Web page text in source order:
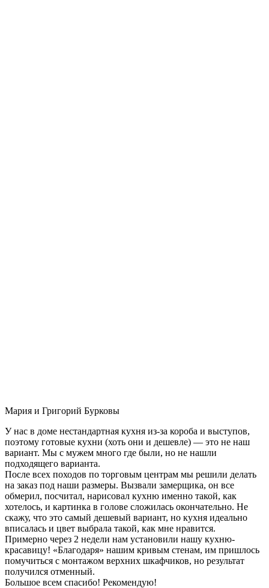
Мария и Григорий Бурковы
У нас в доме нестандартная кухня из-за короба и выступов,
поэтому готовые кухни (хоть они и дешевле) — это не наш
вариант. Мы с мужем много где были, но не нашли
подходящего варианта.
После всех походов по торговым центрам мы решили делать
на заказ под наши размеры. Вызвали замерщика, он все
обмерил, посчитал, нарисовал кухню именно такой, как
хотелось, и картинка в голове сложилась окончательно. Не
скажу, что это самый дешевый вариант, но кухня идеально
вписалась и цвет выбрала такой, как мне нравится.
Примерно через 2 недели нам установили нашу кухню-
красавицу! «Благодаря» нашим кривым стенам, им пришлось
помучиться с монтажом верхних шкафчиков, но результат
получился отменный.
Большое всем спасибо! Рекомендую!